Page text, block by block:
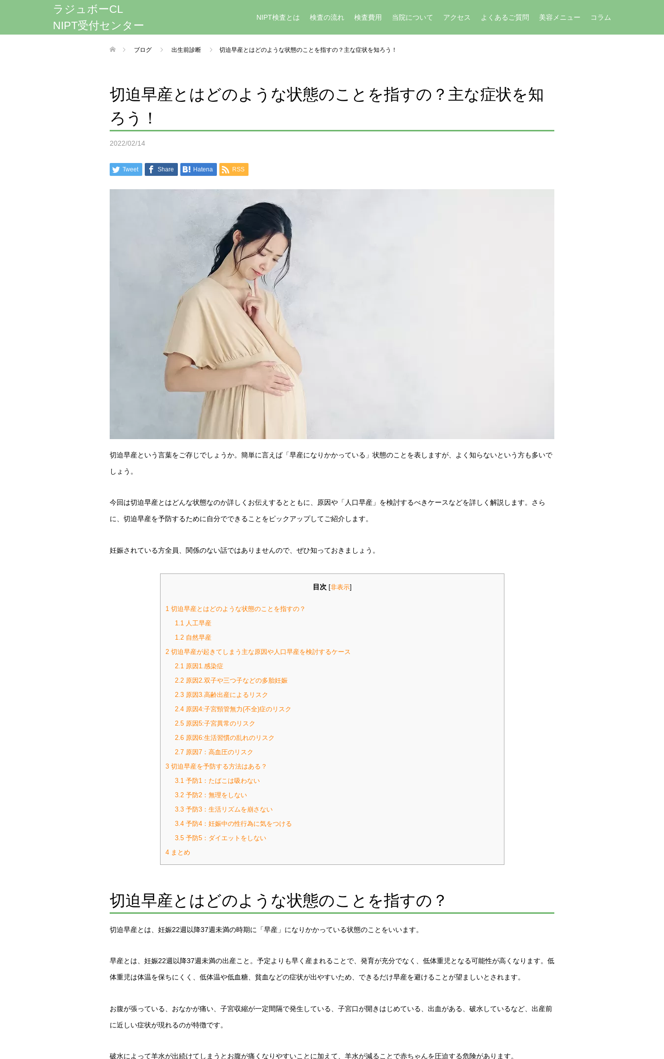
ラジュボーCL
NIPT受付センター
NIPT検査とは 検査の流れ 検査費用 当院について アクセス よくあるご質問 美容メニュー コラム
ブログ 出生前診断 切迫早産とはどのような状態のことを指すの？主な症状を知ろう！
切迫早産とはどのような状態のことを指すの？主な症状を知
ろう！
2022/02/14
Tweet Share Hatena RSS
切迫早産という言葉をご存じでしょうか。簡単に言えば「早産になりかかっている」状態のことを表しますが、よく知らないという方も多いで
しょう。
今回は切迫早産とはどんな状態なのか詳しくお伝えするとともに、原因や「人口早産」を検討するべきケースなどを詳しく解説します。さら
に、切迫早産を予防するために自分でできることをピックアップしてご紹介します。
妊娠されている方全員、関係のない話ではありませんので、ぜひ知っておきましょう。
目次 非表示]
1切迫早産とはどのような状態のことを指すの？
1.1 人工早産
1.2 自然早産
2切迫早産が起きてしまう主な原因や人口早産を検討するケース
2.1 原因1.感染症
2.2 原因2.双子や三つ子などの多胎妊娠
2.3 原因3.高齢出産によるリスク
2.4 原因4:子宮頸管無力(不全)症のリスク
2.5 原因5:子宮異常のリスク
2.6 原因6:生活習慣の乱れのリスク
2.7 原因7：高血圧のリスク
3切迫早産を予防する方法はある？
3.1 予防1：たばこは吸わない
3.2 予防2：無理をしない
3.3 予防3：生活リズムを崩さない
3.4 予防4：妊娠中の性行為に気をつける
3.5 予防5：ダイエットをしない
4まとめ
切迫早産とはどのような状態のことを指すの？
切迫早産とは、妊娠22週以降37週未満の時期に「早産」になりかかっている状態のことをいいます。
早産とは、妊娠22週以降37週未満の出産こと。予定よりも早く産まれることで、発育が充分でなく、低体重児となる可能性が高くなります。低
体重児は体温を保ちにくく、低体温や低血糖、貧血などの症状が出やすいため、できるだけ早産を避けることが望ましいとされます。
お腹が張っている、おなかが痛い、子宮収縮が一定間隔で発生している、子宮口が開きはじめている、出血がある、破水しているなど、出産前
に近しい症状が現れるのが特徴です。
破水によって羊水が出続けてしまうとお腹が痛くなりやすいことに加えて、羊水が減ることで赤ちゃんを圧迫する危険があります。